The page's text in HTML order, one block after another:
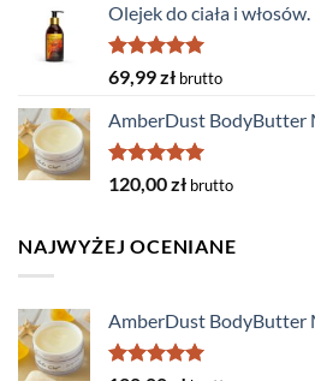
Olejek do ciała i włosów.
Oceniono
5.00
69,99zł brutto
AmberDust BodyButter
Oceniono
5.00na 5
120,00zł brutto
NAJWYŻEJ OCENIANE
AmberDust BodyButter